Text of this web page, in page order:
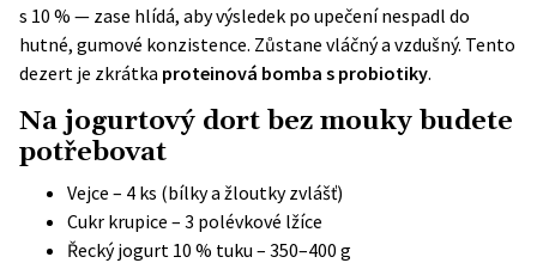
s 10 % — zase hlídá, aby výsledek po upečení nespadl do
hutné, gumové konzistence. Zůstane vláčný a vzdušný. Tento
dezert je zkrátka proteinová bomba s probiotiky.
Najogurtový dort bez mouky budete
potřebovat
Vejce – 4 ks (bílky a žloutky zvlášť)
Cukr krupice – 3 polévkové lžíce
Řecký jogurt 10 % tuku – 350–400 g